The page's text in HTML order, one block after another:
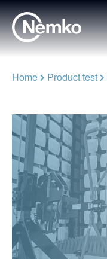
Home Product test